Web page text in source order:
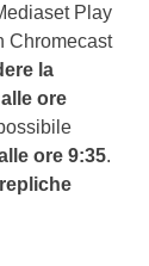
Play
Chromecast
la
ore
ore 9:35.
repliche